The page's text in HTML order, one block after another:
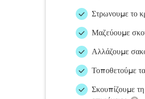
Στρωνουμε το
Μαζεύουμε
Αλλάζουμε
Τοποθετούμε
Σκουπίζουμε τη